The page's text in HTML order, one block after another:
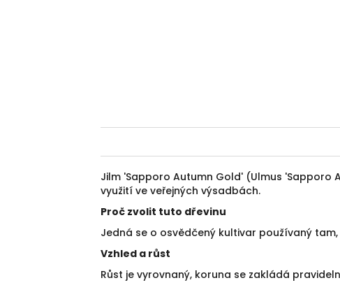
Jilm 'Sapporo Autumn Gold' (Ulmus 'Sapporo
využití ve veřejných výsadbách.
Proč zvolit tuto dřevinu
Jedná se o osvědčený kultivar používaný
Vzhled a růst
Růst je vyrovnaný, koruna se zakládá